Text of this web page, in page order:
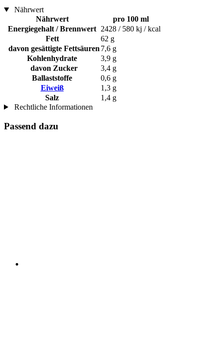
Nährwert
Nährwert
pro 100 ml
Energiegehalt / Brennwert 2428 / 580 kj / kcal
Fett
62 g
davon gesättigte Fettsäuren 7,6 g
Kohlenhydrate
3,9 g
davon Zucker
3,4 g
Ballaststoffe
0,6 g
Eiweiß
1,3 g
Salz
1,4 g
Rechtliche Informationen
Passend dazu